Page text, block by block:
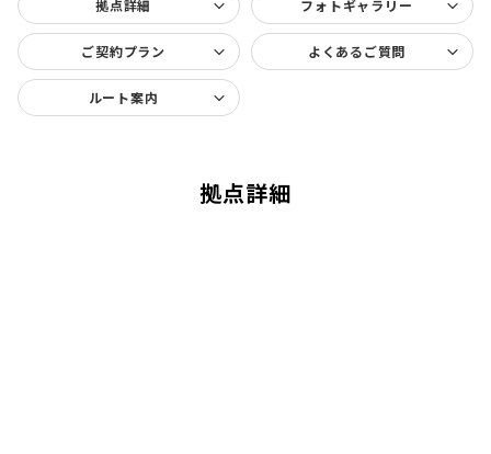
拠点詳細 フォトギャラリー
ご契約プラン よくあるご質問
ルート案内
拠点詳細